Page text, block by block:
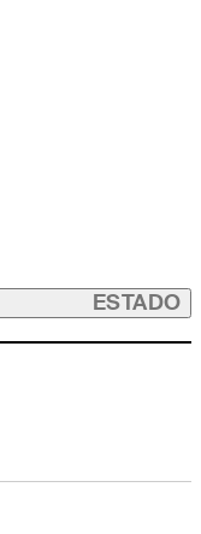
ESTADO